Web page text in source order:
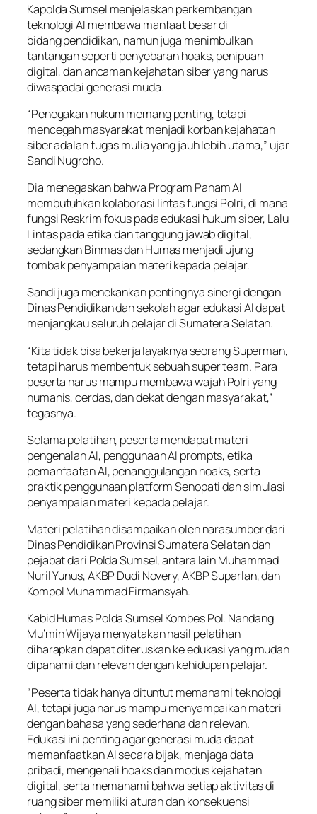
Kapolda Sumsel menjelaskan perkembangan
teknologi AI membawa manfaat besar di
bidang pendidikan, namun juga menimbulkan
tantangan seperti penyebaran hoaks, penipuan
digital, dan ancaman kejahatan siber yang harus
diwaspadai generasi muda.
“Penegakan hukum memang penting, tetapi
mencegah masyarakat menjadi korban kejahatan
siber adalah tugas mulia yang jauh lebih utama,” ujar
Sandi Nugroho.
Dia menegaskan bahwa Program Paham AI
membutuhkan kolaborasi lintas fungsi Polri, di mana
fungsi Reskrim fokus pada edukasi hukum siber, Lalu
Lintas pada etika dan tanggung jawab digital,
sedangkan Binmas dan Humas menjadi ujung
tombak penyampaian materi kepada pelajar.
Sandi juga menekankan pentingnya sinergi dengan
Dinas Pendidikan dan sekolah agar edukasi AI dapat
menjangkau seluruh pelajar di Sumatera Selatan.
“Kita tidak bisa bekerja layaknya seorang Superman,
tetapi harus membentuk sebuah super team. Para
peserta harus mampu membawa wajah Polri yang
humanis, cerdas, dan dekat dengan masyarakat,”
tegasnya.
Selama pelatihan, peserta mendapat materi
pengenalan AI, penggunaan AI prompts, etika
pemanfaatan AI, penanggulangan hoaks, serta
praktik penggunaan platform Senopati dan simulasi
penyampaian materi kepada pelajar.
Materi pelatihan disampaikan oleh narasumber dari
Dinas Pendidikan Provinsi Sumatera Selatan dan
pejabat dari Polda Sumsel, antara lain Muhammad
Nuril Yunus, AKBP Dudi Novery, AKBP Suparlan, dan
Kompol Muhammad Firmansyah.
Kabid Humas Polda Sumsel Kombes Pol. Nandang
Mu’min Wijaya menyatakan hasil pelatihan
diharapkan dapat diteruskan ke edukasi yang mudah
dipahami dan relevan dengan kehidupan pelajar.
“Peserta tidak hanya dituntut memahami teknologi
AI, tetapi juga harus mampu menyampaikan materi
dengan bahasa yang sederhana dan relevan.
Edukasi ini penting agar generasi muda dapat
memanfaatkan AI secara bijak, menjaga data
pribadi, mengenali hoaks dan modus kejahatan
digital, serta memahami bahwa setiap aktivitas di
ruang siber memiliki aturan dan konsekuensi